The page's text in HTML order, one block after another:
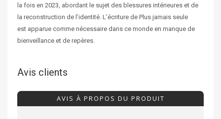
la fois en 2023, abordant le sujet des blessures intérieures et de
la reconstruction de l’identité. L’écriture de Plus jamais seule
est apparue comme nécessaire dans ce monde en manque de
bienveillance et de repères.
Avis clients
AVIS À PROPOS DU PRODUIT